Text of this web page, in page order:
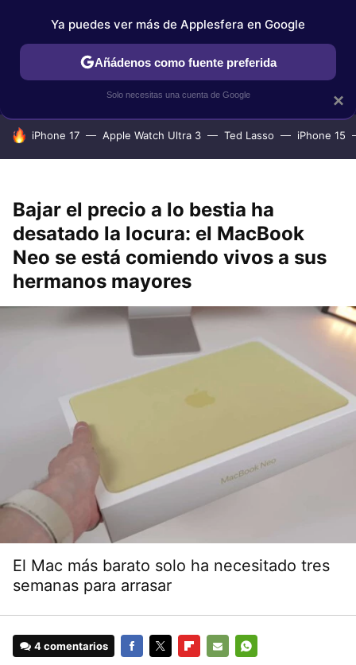
IPHONE TUTORIALES APPLESFERA SELECCIÓN
HOY SE HABLA DE
iPhone 17 Apple Watch Ultra 3 Ted Lasso iPhone 15
Bajar el precio a lo bestia ha
desatado la locura: el MacBook
Neo se está comiendo vivos a sus
hermanos mayores
El Mac más barato solo ha necesitado tres
semanas para arrasar
4 comentarios
×
Ya puedes ver más de Applesfera en Google
Añádenos como fuente preferida
Solo necesitas una cuenta de Google